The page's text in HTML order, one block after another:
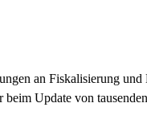
an Fiskalisierung
Update von